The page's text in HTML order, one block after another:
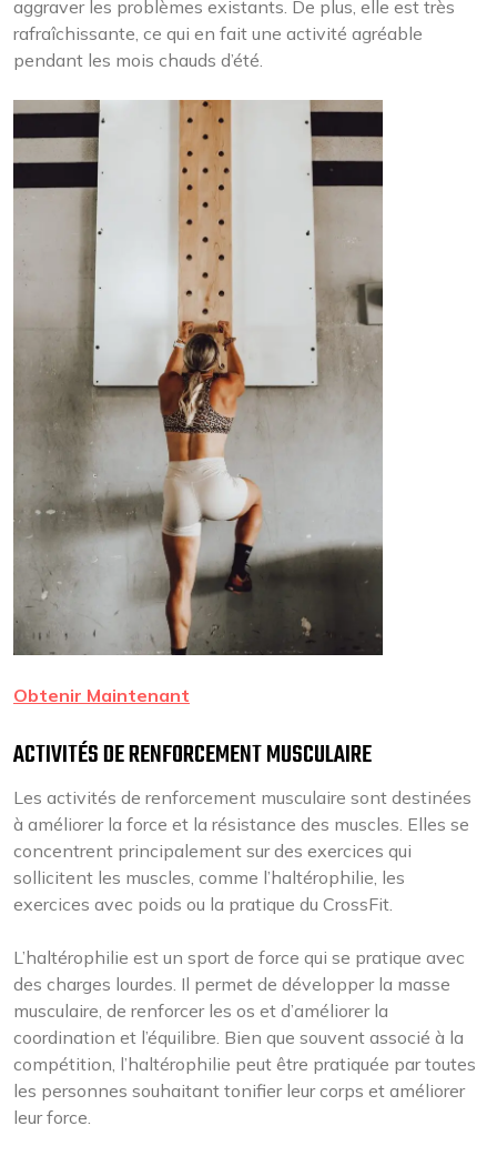
aggraver les problèmes existants. De plus, elle est très
rafraîchissante, ce qui en fait une activité agréable
pendant les mois chauds d’été.
Obtenir Maintenant
ACTIVITÉS DE RENFORCEMENT MUSCULAIRE
Les activités de renforcement musculaire sont destinées
à améliorer la force et la résistance des muscles. Elles se
concentrent principalement sur des exercices qui
sollicitent les muscles, comme l’haltérophilie, les
exercices avec poids ou la pratique du CrossFit.
L’haltérophilie est un sport de force qui se pratique avec
des charges lourdes. Il permet de développer la masse
musculaire, de renforcer les os et d’améliorer la
coordination et l’équilibre. Bien que souvent associé à la
compétition, l’haltérophilie peut être pratiquée par toutes
les personnes souhaitant tonifier leur corps et améliorer
leur force.